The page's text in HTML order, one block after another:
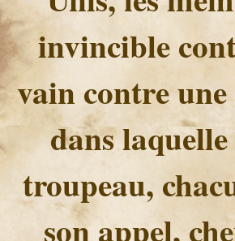
invincible
vain contre
dans
troupeau,
son appel,